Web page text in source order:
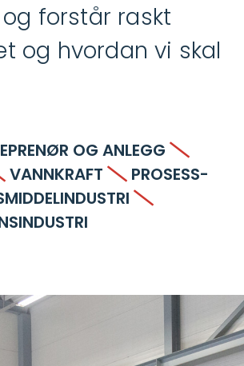
forstår raskt
og hvordan vi skal
OG ANLEGG
VANNKRAFT
PROSESS-